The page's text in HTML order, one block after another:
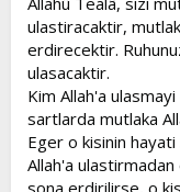
ulastiracaktir,
erdirecektir.
ulasacaktir.
Kim Allah'a
sartlarda mutlaka
Eger o kisinin
Allah'a
sona erdirilirse, o